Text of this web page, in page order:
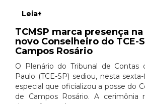
Leia+
TCMSP marca presença
novo Conselheiro do TCE-
Campos Rosário
O Plenário do Tribunal de Contas
Paulo (TCE-SP) sediou, nesta
especial que oficializou a posse do
de Campos Rosário. A cerimônia